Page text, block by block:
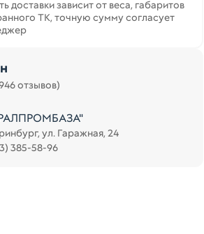
доставки зависит от веса, габаритов
ТК, точную сумму согласует
отзывов)
ул. Гаражная, 24
385-58-96